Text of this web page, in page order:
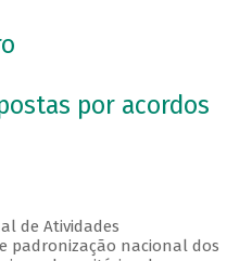
por acordos
de Atividades
padronização nacional dos